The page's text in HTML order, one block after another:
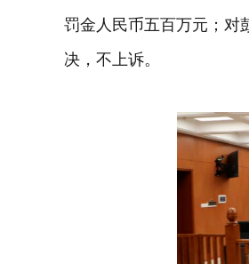
罚金人民币五百万元；对
决，不上诉。